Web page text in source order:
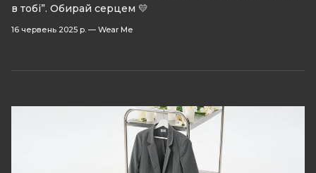
в тобі”. Обирай серцем 💛
16 червень 2025 р. — Wear Me